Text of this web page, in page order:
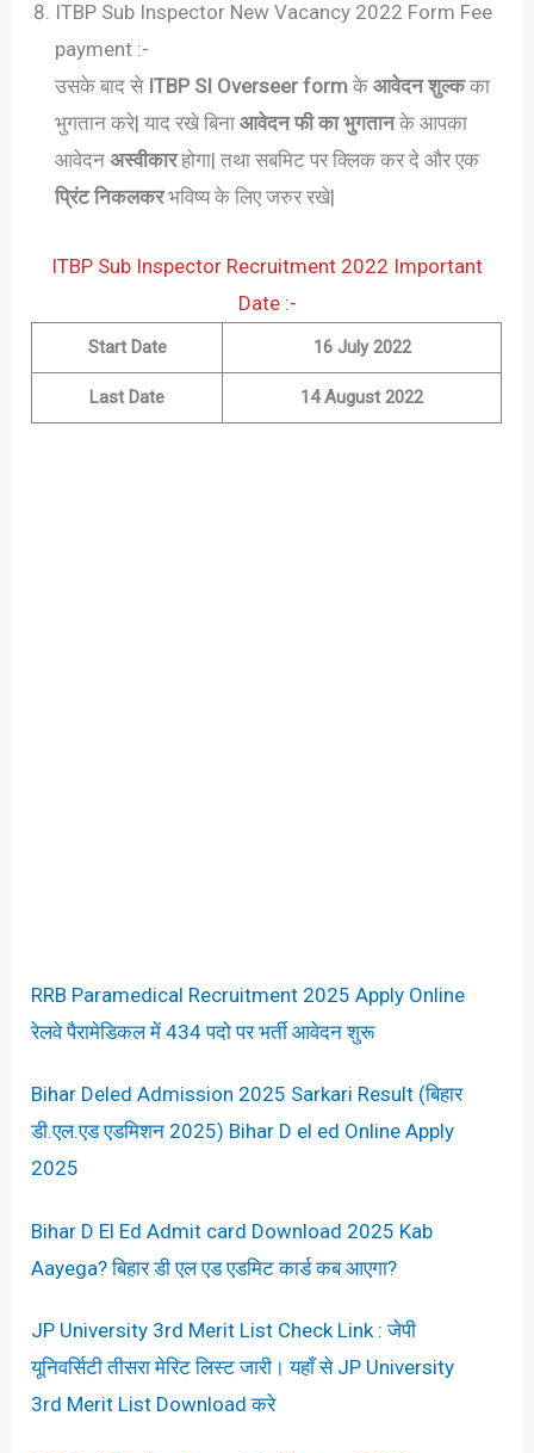
ITBP Sub Inspector New Vacancy 2022 Form Fee
payment :-
उसके बाद सेITBP SI Overseer form केआवेदन शुल्कका
भुगतान करे| याद रखे बिनाआवेदन फी का भुगतानके आपका
आवेदनअस्वीकारहोगा| तथा सबमिट पर क्लिक कर दे और एक
प्रिंट निकलकरभविष्य के लिए जरुर रखे|
ITBP Sub Inspector Recruitment 2022 Important
Date :-
Start Date 16 July 2022
Last Date 14 August 2022
RRB Paramedical Recruitment 2025 Apply Online
रेलवे पैरामेडिकल में 434 पदो पर भर्ती आवेदन शुरू
Bihar Deled Admission 2025 Sarkari Result (बिहार
डी.एल.एड एडमिशन 2025) Bihar D el ed Online Apply
2025
Bihar D El Ed Admit card Download 2025 Kab
Aayega? बिहार डी एल एड एडमिट कार्ड कब आएगा?
JP University 3rd Merit List Check Link : जेपी
यूनिवर्सिटी तीसरा मेरिट लिस्ट जारी। यहाँ से JP University
3rd Merit List Download करे